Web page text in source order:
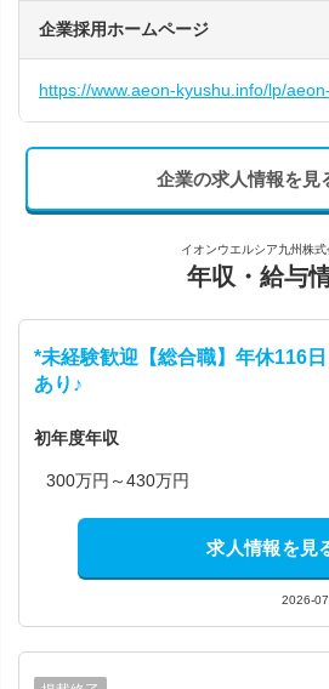
企業採用ホームページ
https://www.aeon-kyushu.info/lp/
企業の求人情報を見
イオンウエルシア九州株
年収・給与
*未経験歓迎【総合職】年休116
あり♪
初年度年収
300万円～430万円
求人情報を見
2026-